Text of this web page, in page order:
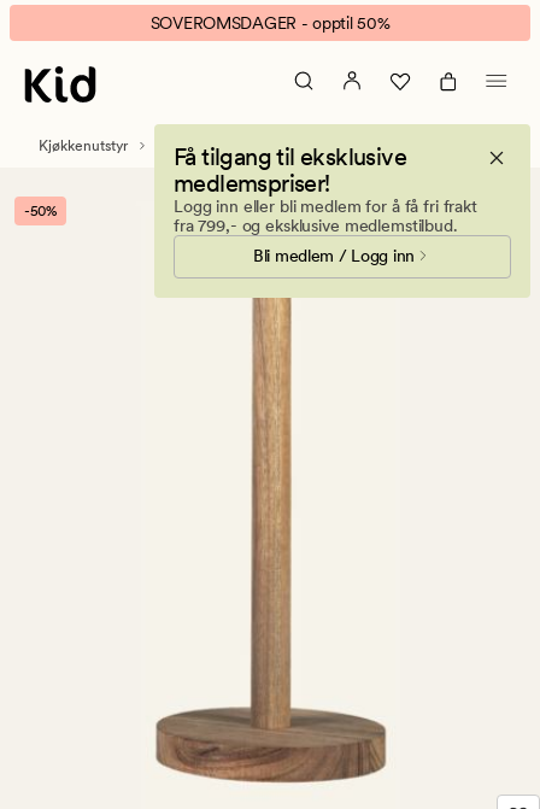
Silje
kjøkkenrullholder
natur
banner.
Klikk
ESCAPE
pause.
SOVEROMSDAGER - opptil 50%
Få tilgang til eksklusive
medlemspriser!
Logg inn eller bli medlem for å få fri frakt
fra 799,- og eksklusive medlemstilbud.
Bli medlem / Logg inn
Kjøkkenutstyr Oppbevaring kjøkken
-50%